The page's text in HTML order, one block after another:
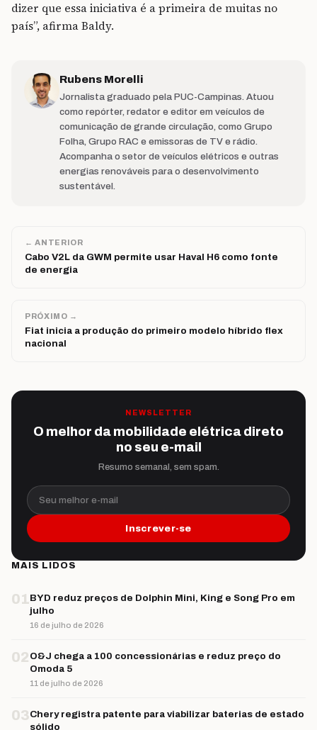
dizer que essa iniciativa é a primeira de muitas no
país”, afirma Baldy.
Rubens Morelli
Jornalista graduado pela PUC-Campinas. Atuou
como repórter, redator e editor em veículos de
comunicação de grande circulação, como Grupo
Folha, Grupo RAC e emissoras de TV e rádio.
Acompanha o setor de veículos elétricos e outras
energias renováveis para o desenvolvimento
sustentável.
← ANTERIOR
Cabo V2L da GWM permite usar Haval H6 como fonte
de energia
PRÓXIMO →
Fiat inicia a produção do primeiro modelo híbrido flex
nacional
NEWSLETTER
O melhor da mobilidade elétrica direto
no seu e-mail
Resumo semanal, sem spam.
Seu melhor e-mail
Inscrever-se
MAIS LIDOS
01BYD reduz preços de Dolphin Mini, King e Song Pro em
julho
16 de julho de 2026
02 O&J chega a 100 concessionárias e reduz preço do
Omoda 5
11 de julho de 2026
03Chery registra patente para viabilizar baterias de estado
sólido